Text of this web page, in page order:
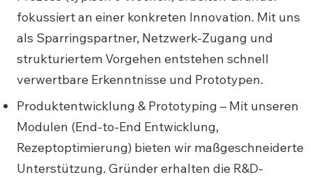
fokussiert an einer konkreten Innovation. Mit uns
als Sparringspartner, Netzwerk-Zugang und
strukturiertem Vorgehen entstehen schnell
verwertbare Erkenntnisse und Prototypen.
Produktentwicklung & Prototyping – Mit unseren
Modulen (End-to-End Entwicklung,
Rezeptoptimierung) bieten wir maßgeschneiderte
Unterstützung. Gründer erhalten die R&D-